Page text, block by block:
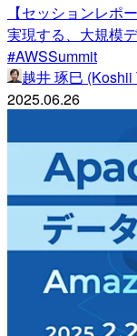
【セッションレポ
実現する、大規模
#AWSSummit
越井 琢巳 (Koshii
2025.06.26